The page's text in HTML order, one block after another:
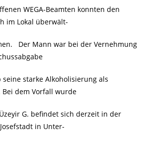
WEGA-Beamten konnten den
im Lokal überwält-
Der Mann war bei der Vernehmung
starke Alkoholisierung als
dem Vorfall wurde
G. befindet sich derzeit in der
in Unter-